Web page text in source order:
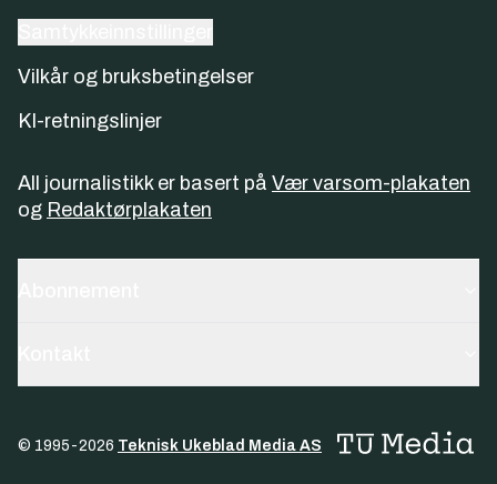
Vilkår og bruksbetingelser
KI-retningslinjer
All journalistikk er basert på Vær varsom-plakaten
og Redaktørplakaten
© 1995-2026 Teknisk Ukeblad Media AS